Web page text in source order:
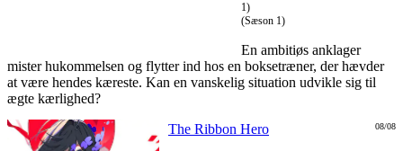
1)
(Sæson 1)
En ambitiøs anklager
mister hukommelsen og flytter ind hos en boksetræner, der hævder
at være hendes kæreste. Kan en vanskelig situation udvikle sig til
ægte kærlighed?
08/08
The Ribbon Hero